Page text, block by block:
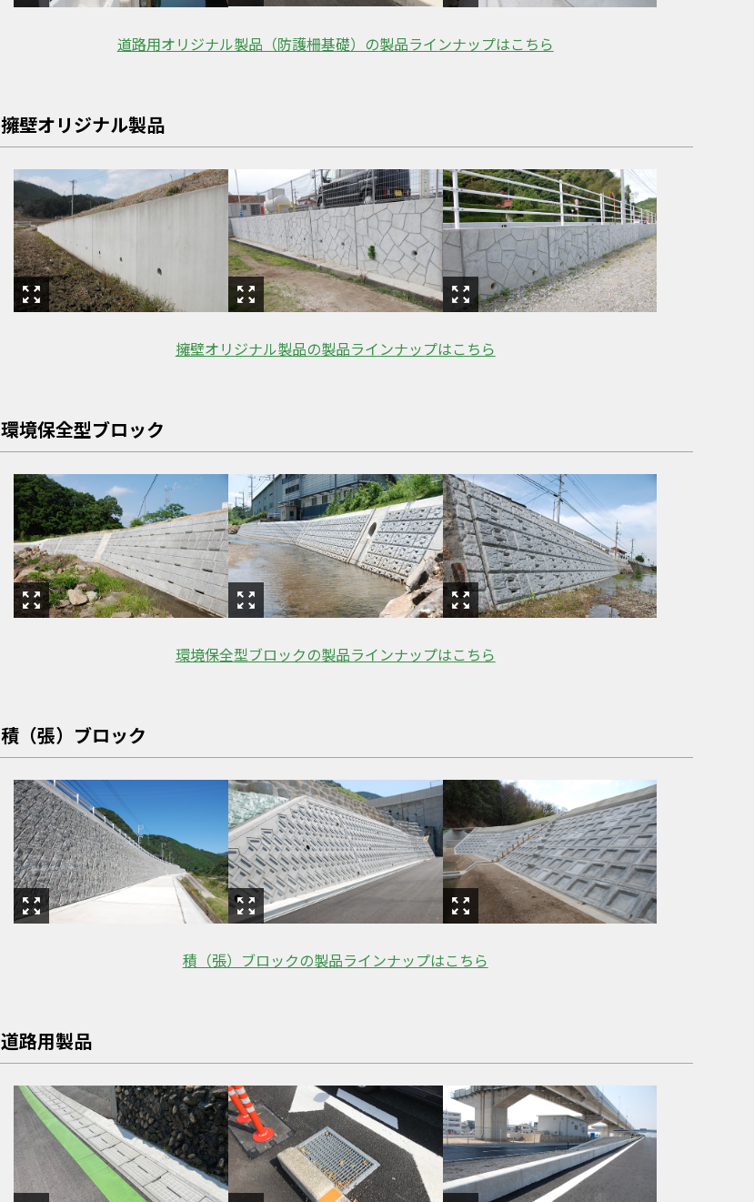
道路用オリジナル製品（防護柵基礎）の製品ラインナップはこちら
擁壁オリジナル製品
擁壁オリジナル製品の製品ラインナップはこちら
環境保全型ブロック
環境保全型ブロックの製品ラインナップはこちら
積（張）ブロック
積（張）ブロックの製品ラインナップはこちら
道路用製品